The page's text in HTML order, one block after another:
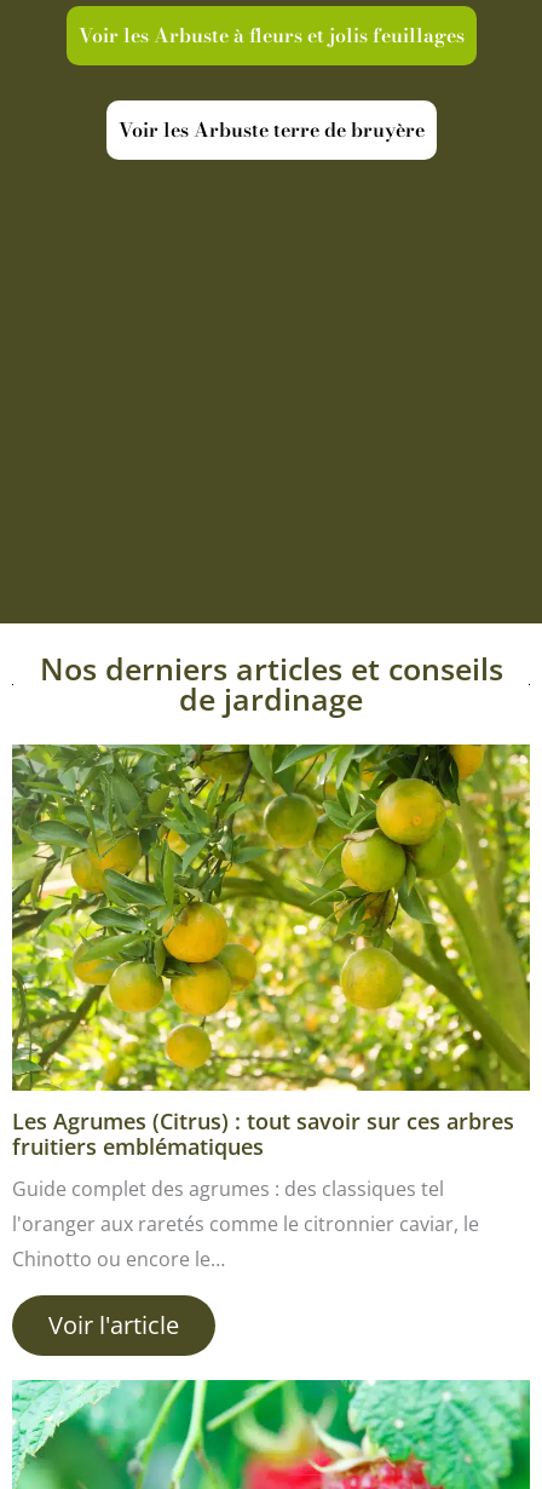
Voir les Arbuste à fleurs et jolis feuillages
Voir les Arbuste terre de bruyère
Nos derniers articles et conseils
de jardinage
Les Agrumes (Citrus) : tout savoir sur ces arbres
fruitiers emblématiques
Guide complet des agrumes : des classiques tel
l'oranger aux raretés comme le citronnier caviar, le
Chinotto ou encore le…
Voir l'article